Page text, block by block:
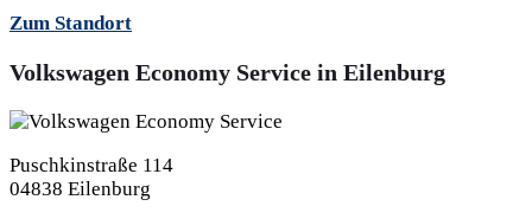
Zum Standort
Volkswagen Economy Service in Eilenburg
Puschkinstraße 114
04838 Eilenburg